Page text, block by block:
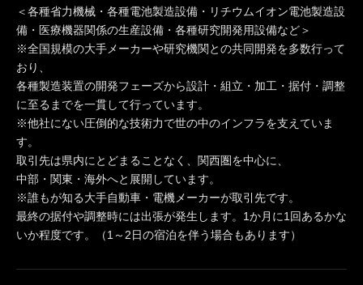
＜各種省力機械・各種電池製造設備・リチウムイオン電池製造設
備・医療機器関係の生産設備・各種研究開発用設備など＞
※全国規模の大手メーカーや研究機関との共同開発を多数行って
おり、
各種製造装置の開発フェーズから設計・組立・加工・据付・調整
に至るまでを一貫して行っています。
※他社にない圧倒的な技術力で世の中のインフラを支えていま
す。
取引先は県内にとどまることなく、関西圏を中心に、
中部・関東・海外へと展開しています。
※誰もが知る大手自動車・電機メーカーが取引先です。
最終の据付や調整時には出張が発生します。1か月に1回あるかな
いか程度です。（1～2日の宿泊を伴う場合もあります）